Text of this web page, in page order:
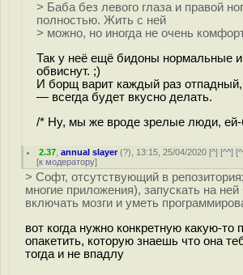
> Баба без левого глаза и правой
полностью. Жить с ней
> можно, но иногда не очень
Так у неё ещё бидоны нормальные и
обвиснут. ;)
И борщ варит каждый раз
— всегда будет вкусно делать.
/* Ну, мы же вроде зрелые люди, ей-
2.37 ,annual slayer(?), 13:15, 25/04/2020 [^] [^^] [
[к модератору]
> Софт, отсутствующий в
многие приложения), запускать на
включать мозги и уметь
вот когда нужно конкретную какую-то
опакетить, которую знаешь что она
тогда и не впадлу